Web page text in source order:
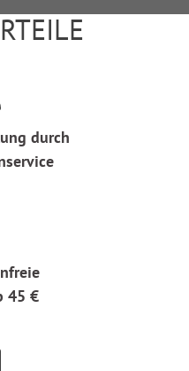
durch
45 €